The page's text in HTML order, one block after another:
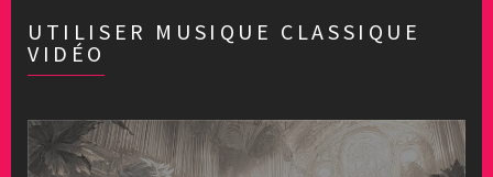
UTILISER MUSIQUE CLASSIQUE
VIDÉO